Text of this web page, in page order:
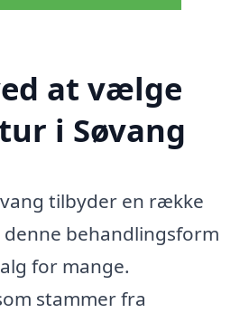
at vælge
i Søvang
tilbyder en række
behandlingsform
for mange.
stammer fra